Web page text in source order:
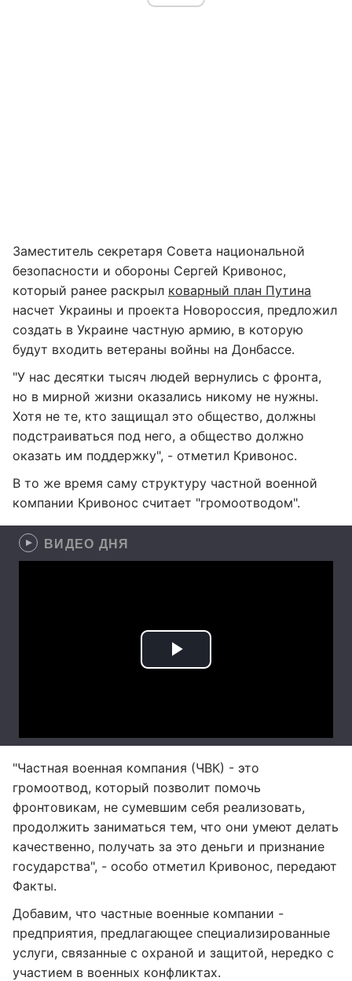
Заместитель секретаря Совета национальной
безопасности и обороны Сергей Кривонос,
который ранее раскрыл коварный план Путина
насчет Украины и проекта Новороссия, предложил
создать в Украине частную армию, в которую
будут входить ветераны войны на Донбассе.
"У нас десятки тысяч людей вернулись с фронта,
но в мирной жизни оказались никому не нужны.
Хотя не те, кто защищал это общество, должны
подстраиваться под него, а общество должно
оказать им поддержку", - отметил Кривонос.
В то же время саму структуру частной военной
компании Кривонос считает "громоотводом".
ВИДЕО ДНЯ
"Частная военная компания (ЧВК) - это
громоотвод, который позволит помочь
фронтовикам, не сумевшим себя реализовать,
продолжить заниматься тем, что они умеют делать
качественно, получать за это деньги и признание
государства", - особо отметил Кривонос, передают
Факты.
Добавим, что частные военные компании -
предприятия, предлагающее специализированные
услуги, связанные с охраной и защитой, нередко с
участием в военных конфликтах.